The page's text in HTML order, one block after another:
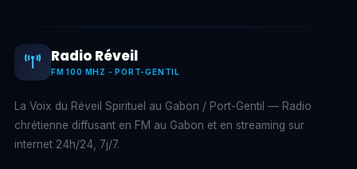
Radio Réveil
FM 100 MHZ - PORT-GENTIL
La Voix du Réveil Spirituel au Gabon / Port-Gentil — Radio
chrétienne diffusant en FM au Gabon et en streaming sur
internet 24h/24, 7j/7.